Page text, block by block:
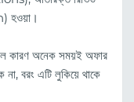
হওয়া।
কারণ অনেক সময়ই অফার
বরং এটি লুকিয়ে থাকে